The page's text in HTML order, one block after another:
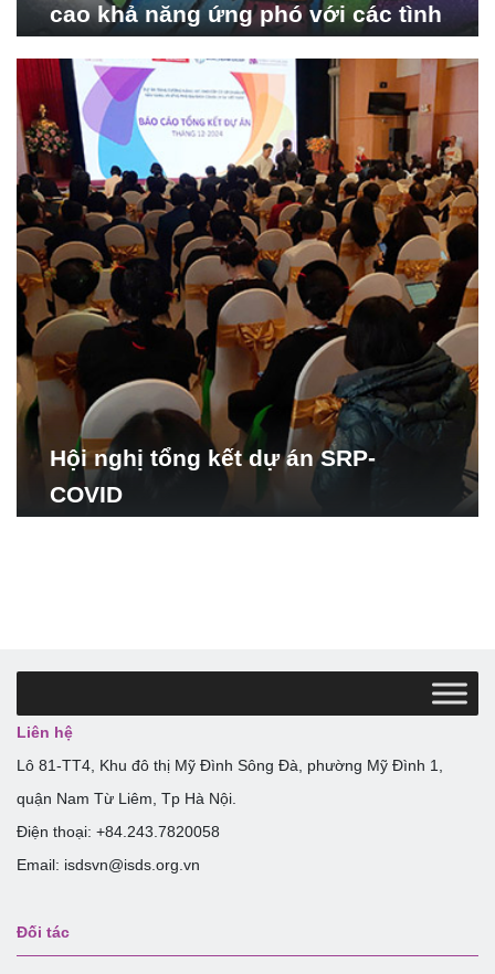
cao khả năng ứng phó với các tình
Hội nghị tổng kết dự án SRP-
COVID
Liên hệ
Lô 81-TT4, Khu đô thị Mỹ Đình Sông Đà, phường Mỹ Đình 1,
quận Nam Từ Liêm, Tp Hà Nội.
Điện thoại: +84.243.7820058
Email: isdsvn@isds.org.vn
Đối tác